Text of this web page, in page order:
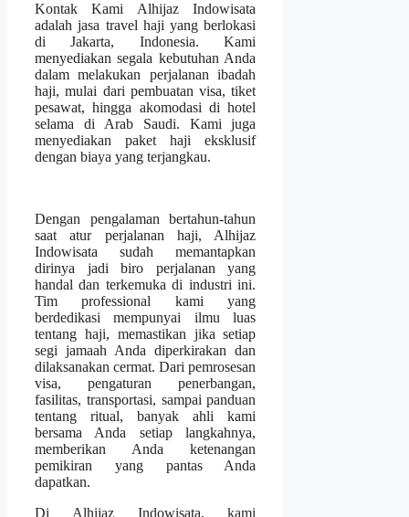
Kontak Kami Alhijaz Indowisata
adalah jasa travel haji yang berlokasi
di Jakarta, Indonesia. Kami
menyediakan segala kebutuhan Anda
dalam melakukan perjalanan ibadah
haji, mulai dari pembuatan visa, tiket
pesawat, hingga akomodasi di hotel
selama di Arab Saudi. Kami juga
menyediakan paket haji eksklusif
dengan biaya yang terjangkau.
Dengan pengalaman bertahun-tahun
saat atur perjalanan haji, Alhijaz
Indowisata sudah memantapkan
dirinya jadi biro perjalanan yang
handal dan terkemuka di industri ini.
Tim professional kami yang
berdedikasi mempunyai ilmu luas
tentang haji, memastikan jika setiap
segi jamaah Anda diperkirakan dan
dilaksanakan cermat. Dari pemrosesan
visa, pengaturan penerbangan,
fasilitas, transportasi, sampai panduan
tentang ritual, banyak ahli kami
bersama Anda setiap langkahnya,
memberikan Anda ketenangan
pemikiran yang pantas Anda
dapatkan.
Di Alhijaz Indowisata, kami